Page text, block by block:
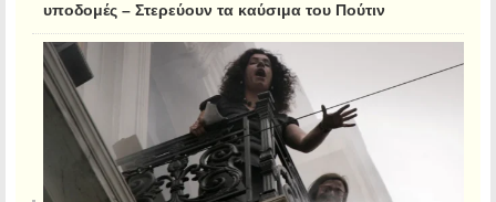
υποδομές – Στερεύουν τα καύσιμα του Πούτιν